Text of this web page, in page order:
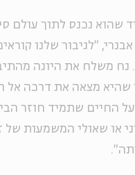
שהוא נכנס לתוך עולם
"לגיבור שלנו קוראים
משלח את היונה
שהיא מצאה את דרכה אל
החיים שתמיד חוזר
או שאולי המשמעות של